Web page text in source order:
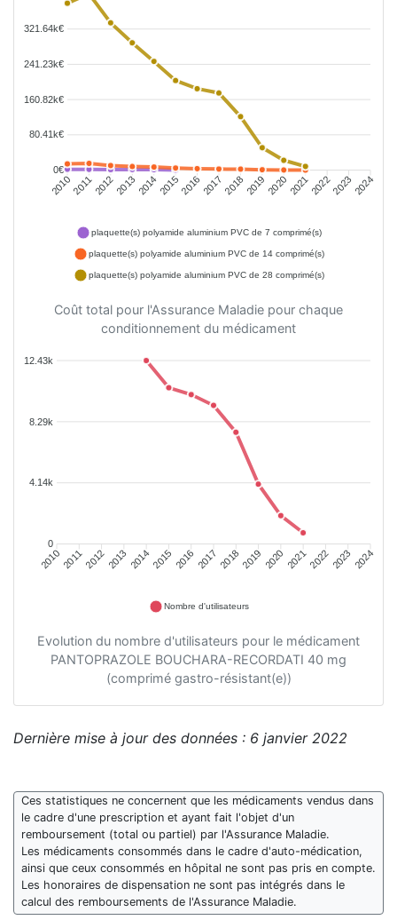
321.64k€
241.23k€
160.82k€
80.41k€
0€
201020112012201320142015201620172018201920202021202220232024
plaquette(s) polyamide aluminium PVC de 7 comprimé(s)
plaquette(s) polyamide aluminium PVC de 14 comprimé(s)
plaquette(s) polyamide aluminium PVC de 28 comprimé(s)
Coût total pour l'Assurance Maladie pour chaque
conditionnement du médicament
12.43k
8.29k
4.14k
0
2010201120122013 20142015 2016 2017 20182019 2020 202120222023 2024
Nombre d'utilisateurs
Evolution du nombre d'utilisateurs pour le médicament
PANTOPRAZOLE BOUCHARA-RECORDATI 40 mg
(comprimé gastro-résistant(e))
Dernière mise à jour des données : 6 janvier 2022
Ces statistiques ne concernent que les médicaments vendus dans
le cadre d'une prescription et ayant fait l'objet d'un
remboursement (total ou partiel) par l'Assurance Maladie.
Les médicaments consommés dans le cadre d'auto-médication,
ainsi que ceux consommés en hôpital ne sont pas pris en compte.
Les honoraires de dispensation ne sont pas intégrés dans le
calcul des remboursements de l'Assurance Maladie.